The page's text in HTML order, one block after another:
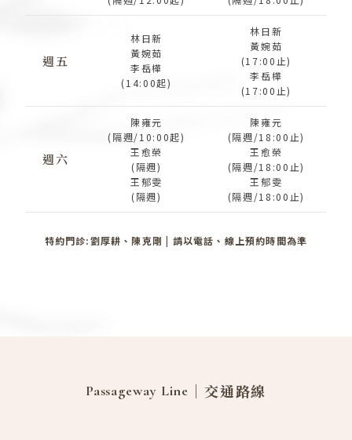
週五
林日新
黃婉茹
李岳樺
(14:00起)
林日新
黃婉茹
(17:00止)
李岳樺
(17:00止)
週六
陳雍元
(隔週/10:00起)
王愈榮
(隔週)
王郁雯
(隔週)
陳雍元
(隔週/18:00止)
王愈榮
(隔週/18:00止)
王郁雯
(隔週/18:00止)
特約門診:劉厚耕、陳克剛 | 請以電話、線上預約時間為準
Passageway Line ｜交通路線